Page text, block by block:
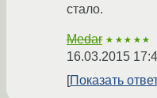
стало.
Medar ★★★★★
16.03.2015
Показать